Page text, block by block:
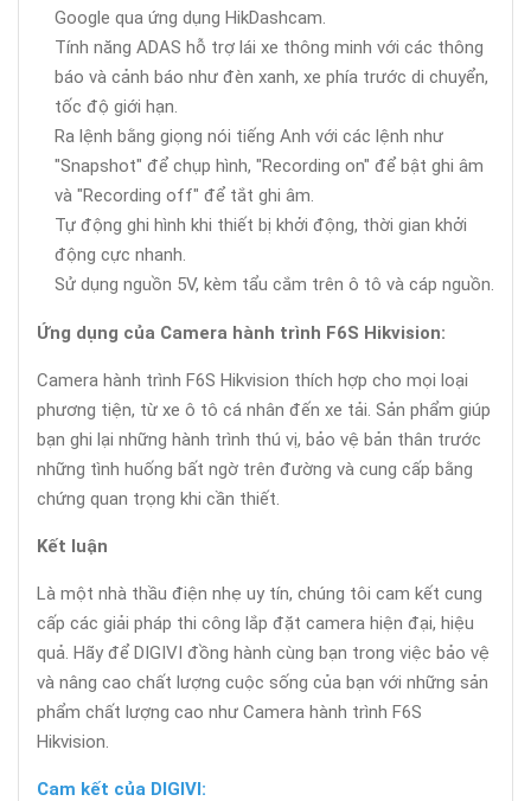
Google qua ứng dụng HikDashcam.
Tính năng ADAS hỗ trợ lái xe thông minh với các thông
báo và cảnh báo như đèn xanh, xe phía trước di chuyển,
tốc độ giới hạn.
Ra lệnh bằng giọng nói tiếng Anh với các lệnh như
"Snapshot" để chụp hình, "Recording on" để bật ghi âm
và "Recording off" để tắt ghi âm.
Tự động ghi hình khi thiết bị khởi động, thời gian khởi
động cực nhanh.
Sử dụng nguồn 5V, kèm tẩu cắm trên ô tô và cáp nguồn.
Ứng dụng của Camera hành trình F6S Hikvision:
Camera hành trình F6S Hikvision thích hợp cho mọi loại
phương tiện, từ xe ô tô cá nhân đến xe tải. Sản phẩm giúp
bạn ghi lại những hành trình thú vị, bảo vệ bản thân trước
những tình huống bất ngờ trên đường và cung cấp bằng
chứng quan trọng khi cần thiết.
Kết luận
Là một nhà thầu điện nhẹ uy tín, chúng tôi cam kết cung
cấp các giải pháp thi công lắp đặt camera hiện đại, hiệu
quả. Hãy để DIGIVI đồng hành cùng bạn trong việc bảo vệ
và nâng cao chất lượng cuộc sống của bạn với những sản
phẩm chất lượng cao như Camera hành trình F6S
Hikvision.
Cam kết của DIGIVI: